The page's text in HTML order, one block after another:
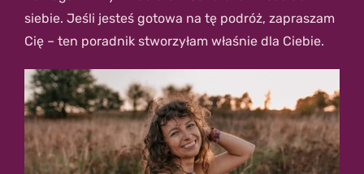
siebie. Jeśli jesteś gotowa na tę podróż, zapraszam
Cię – ten poradnik stworzyłam właśnie dla Ciebie.